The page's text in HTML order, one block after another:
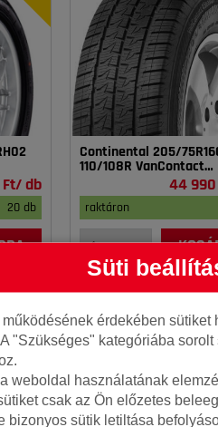
Ft/ db
20 db
Continental 205/
110/108R VanContact
44
raktáron
Süti
érdekében
"Szükséges" kategóriába
weboldal használatának
csak az Ön előzetes
sütik letiltása